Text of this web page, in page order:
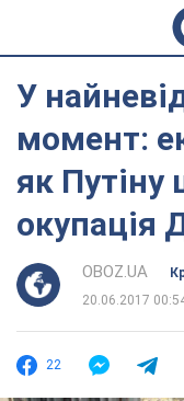
У
момент:
як Путіну
окупація
OBOZ.UA
20.06.2017
22